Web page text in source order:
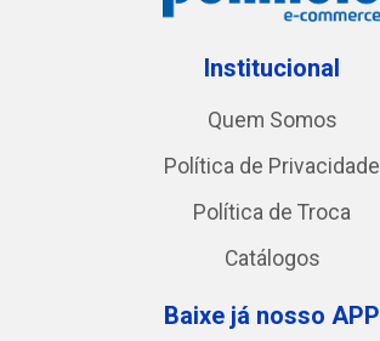
Institucional
Quem Somos
Política de Privacidade
Política de Troca
Catálogos
Baixe já nosso APP